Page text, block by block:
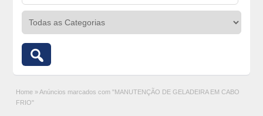
Home » Anúncios marcados com "MANUTENÇÃO DE GELADEIRA EM CABO
FRIO"